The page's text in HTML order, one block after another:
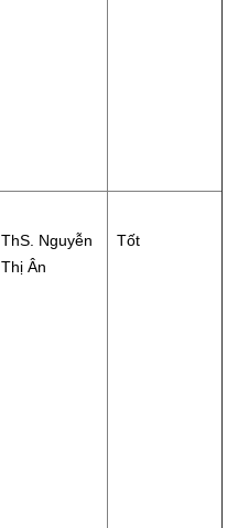
ThS. Nguyễn
Thị Ân
Tốt